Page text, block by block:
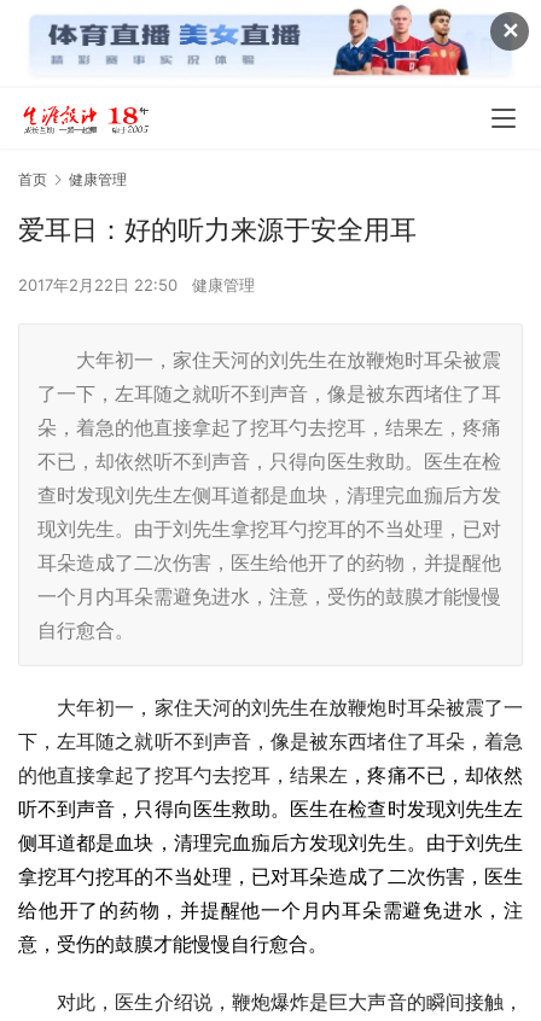
✕
首页 健康管理
爱耳日：好的听力来源于安全用耳
2017年2月22日 22:50 健康管理
大年初一，家住天河的刘先生在放鞭炮时耳朵被震
了一下，左耳随之就听不到声音，像是被东西堵住了耳
朵，着急的他直接拿起了挖耳勺去挖耳，结果左，疼痛
不已，却依然听不到声音，只得向医生救助。医生在检
查时发现刘先生左侧耳道都是血块，清理完血痂后方发
现刘先生。由于刘先生拿挖耳勺挖耳的不当处理，已对
耳朵造成了二次伤害，医生给他开了的药物，并提醒他
一个月内耳朵需避免进水，注意，受伤的鼓膜才能慢慢
自行愈合。
大年初一，家住天河的刘先生在放鞭炮时耳朵被震了一
下，左耳随之就听不到声音，像是被东西堵住了耳朵，着急
的他直接拿起了挖耳勺去挖耳，结果左 ，疼痛不已，却依然
听不到声音，只得向医生救助。医生在检查时发现刘先生左
侧耳道都是血块，清理完血痂后方发现刘先生。由于刘先生
拿挖耳勺挖耳的不当处理，已对耳朵造成了二次伤害，医生
给他开了的药物，并提醒他一个月内耳朵需避免进水，注
意，受伤的鼓膜才能慢慢自行愈合。
对此，医生介绍说，鞭炮爆炸是巨大声音的瞬间接触，